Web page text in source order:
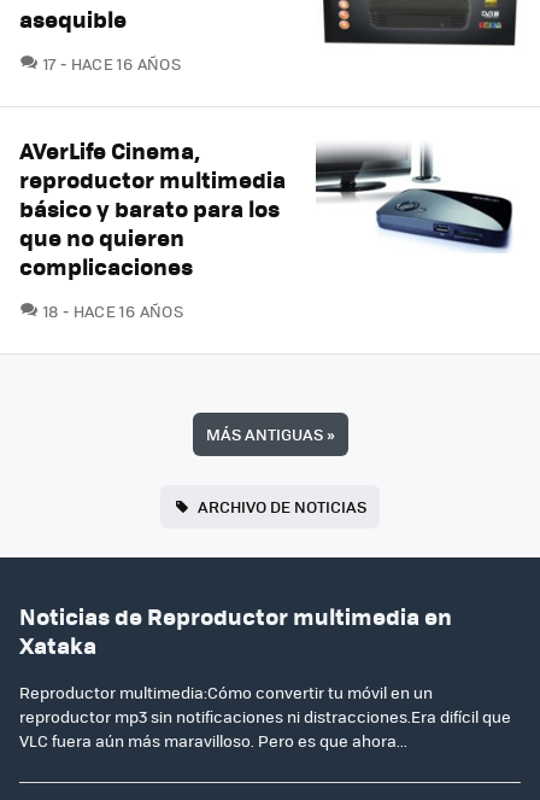
asequible
17COMENTARIOS
HACE 16 AÑOS
AVerLife Cinema,
reproductor multimedia
básico y barato para los
que no quieren
complicaciones
18 COMENTARIOS
HACE 16 AÑOS
MÁS ANTIGUAS»
ARCHIVO DE NOTICIAS
Noticias de Reproductor multimedia en
Xataka
Reproductor multimedia:Cómo convertir tu móvil en un
reproductor mp3 sin notificaciones ni distracciones.Era difícil que
VLC fuera aún más maravilloso. Pero es que ahora...